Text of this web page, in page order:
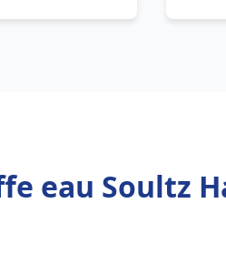
eau Soultz